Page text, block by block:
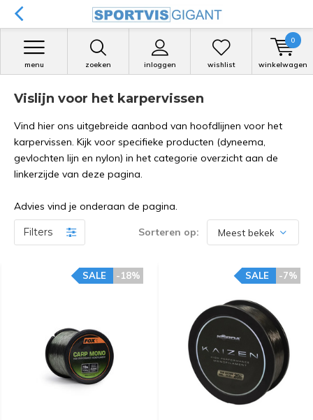
zoeken inloggen
menu wishlist winkelwagen
0
Vislijn voor het karpervissen
Vind hier ons uitgebreide aanbod van hoofdlijnen voor het
karpervissen. Kijk voor specifieke producten (dyneema,
gevlochten lijn en nylon) in het categorie overzicht aan de
linkerzijde van deze pagina.
Advies vind je onderaan de pagina.
Filters Sorteren op:
-18%
SALE -7%
SALE